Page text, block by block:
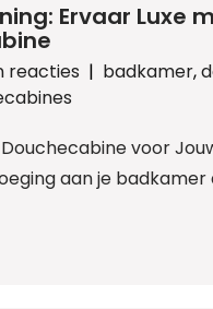
Ervaar Luxe
reacties | badkamer,
voor
aan je badkamer